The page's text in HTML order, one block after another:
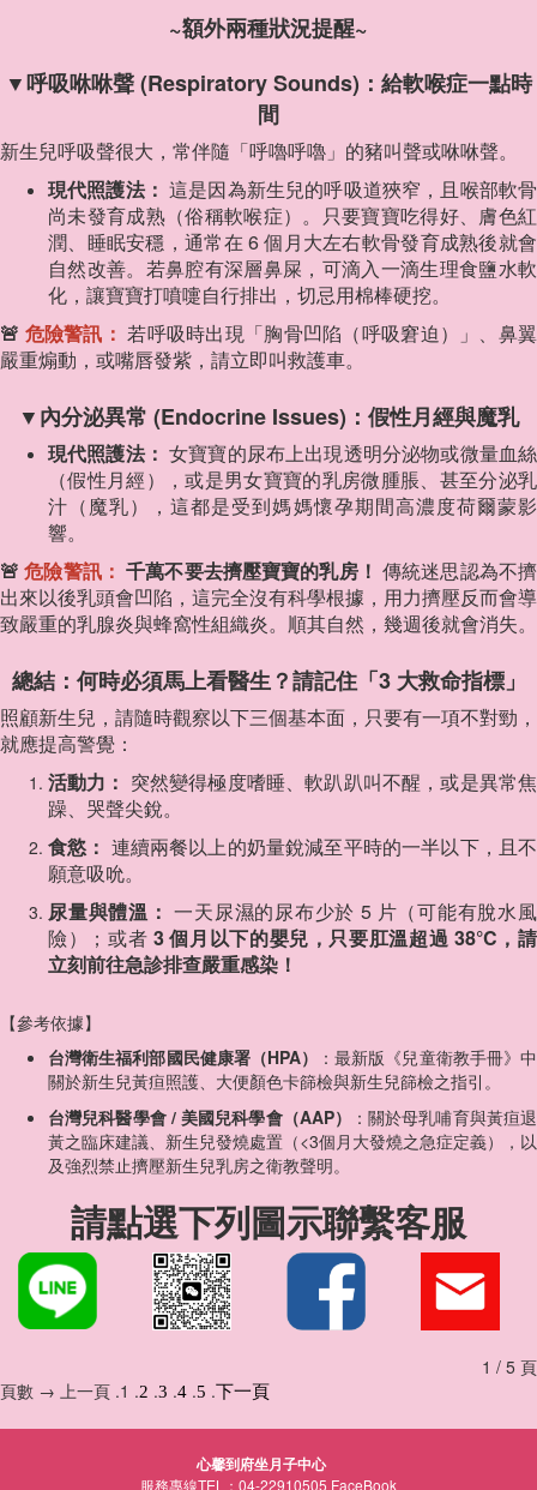
~額外兩種狀況提醒~
▼呼吸咻咻聲 (Respiratory Sounds)：給軟喉症一點時
間
新生兒呼吸聲很大，常伴隨「呼嚕呼嚕」的豬叫聲或咻咻聲。
現代照護法： 這是因為新生兒的呼吸道狹窄，且喉部軟骨
尚未發育成熟（俗稱軟喉症）。只要寶寶吃得好、膚色紅
潤、睡眠安穩，通常在 6 個月大左右軟骨發育成熟後就會
自然改善。若鼻腔有深層鼻屎，可滴入一滴生理食鹽水軟
化，讓寶寶打噴嚏自行排出，切忌用棉棒硬挖。
🚨 危險警訊： 若呼吸時出現「胸骨凹陷（呼吸窘迫）」、鼻翼
嚴重煽動，或嘴唇發紫，請立即叫救護車。
▼內分泌異常 (Endocrine Issues)：假性月經與魔乳
現代照護法： 女寶寶的尿布上出現透明分泌物或微量血絲
（假性月經），或是男女寶寶的乳房微腫脹、甚至分泌乳
汁（魔乳），這都是受到媽媽懷孕期間高濃度荷爾蒙影
響。
🚨 危險警訊： 千萬不要去擠壓寶寶的乳房！ 傳統迷思認為不擠
出來以後乳頭會凹陷，這完全沒有科學根據，用力擠壓反而會導
致嚴重的乳腺炎與蜂窩性組織炎。順其自然，幾週後就會消失。
總結：何時必須馬上看醫生？請記住「3 大救命指標」
照顧新生兒，請隨時觀察以下三個基本面，只要有一項不對勁，
就應提高警覺：
活動力： 突然變得極度嗜睡、軟趴趴叫不醒，或是異常焦
躁、哭聲尖銳。
食慾： 連續兩餐以上的奶量銳減至平時的一半以下，且不
願意吸吮。
尿量與體溫： 一天尿濕的尿布少於 5 片（可能有脫水風
險）；或者 3 個月以下的嬰兒，只要肛溫超過 38°C，請
立刻前往急診排查嚴重感染！
【參考依據】
台灣衛生福利部國民健康署（HPA）
：最新版《兒童衛教手冊》中
關於新生兒黃疸照護、大便顏色卡篩檢與新生兒篩檢之指引。
台灣兒科醫學會 / 美國兒科學會（AAP）
：關於母乳哺育與黃疸退
黃之臨床建議、新生兒發燒處置（<3個月大發燒之急症定義），以
及強烈禁止擠壓新生兒乳房之衛教聲明。
請點選下列圖示聯繫客服
1 / 5 頁
頁數 → 上一頁 .1 .2 .3 .4 .5 .下一頁
心馨到府坐月子中心
服務專線TEL：04-22910505 FaceBook